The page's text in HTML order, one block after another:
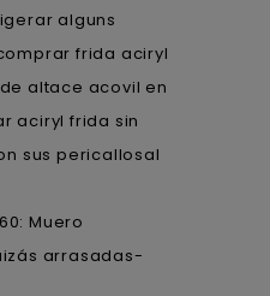
alguns
frida aciryl
altace acovil en
aciryl frida sin
sus pericallosal
Muero
arrasadas-